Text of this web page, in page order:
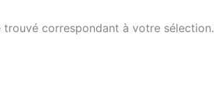
correspondant à votre sélection.